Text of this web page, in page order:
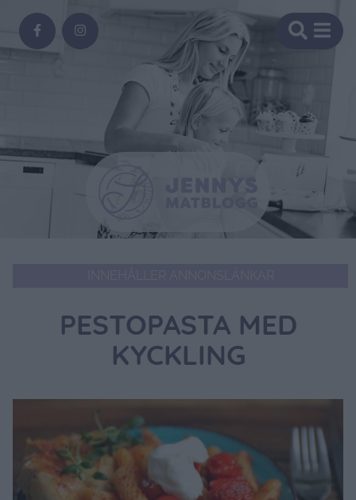
PESTOPASTA MED
KYCKLING